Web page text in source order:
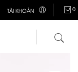
TÀI KHOẢN 0